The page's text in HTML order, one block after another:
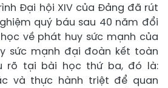
Đại hội XIV của Đảng đã rút
quý báu sau 40 năm đổi
về phát huy sức mạnh của
sức mạnh đại đoàn kết toàn
rõ tại bài học thứ ba, đó là:
và thực hành triệt để quan